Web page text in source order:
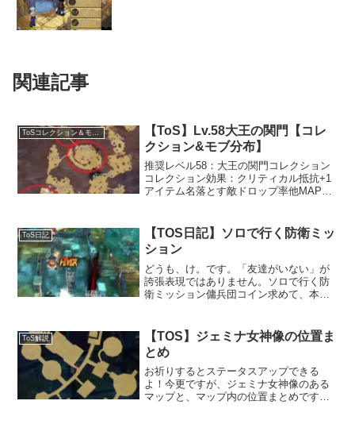
関連記事
ToSコレクション＆モブ分布
【ToS】Lv.58大王の関門【コレ
クション&モブ分布】
推奨レベル58：大王の関門コレクション
コレクション効果：クリティカル抵抗+1
アイテム名落とす敵ドロップ率他MAPと
ノの茎ピノ○ゼペットの茎ゼペット○ゼ
ペ...
ToS日記
【TOS日記】ソロで行く防衛ミッ
ション
どうも、け。です。「友達がいない」が
誇張表現ではありません。ソロで行く防
衛ミッション傭兵団コイン求めて、本当
通」は簡単すぎたので「難しい」で挑
戦。何度か失敗しましたが、...
ToS解説
【TOS】ジェミナ女神像の位置ま
とめ
お祈りするとステータスアップできる
よ！今更ですが、ジェミナ女神像のある
マップと、マップ内の位置まとめです。